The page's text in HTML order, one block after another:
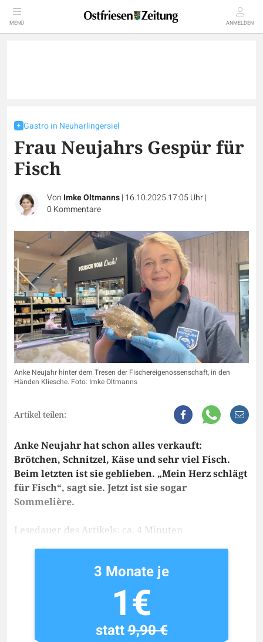
MENÜ ANMELDEN
Gastro in Neuharlingersiel
Frau Neujahrs Gespür für
Fisch
Von Imke Oltmanns| 16.10.2025 17:05 Uhr|
0 Kommentare
Anke Neujahr hinter dem Tresen der Fischereigenossenschaft, in den
Händen Kliesche. Foto: Imke Oltmanns
Artikel teilen:
Anke Neujahr hat schon alles verkauft:
Brötchen, Schnitzel, Käse und sehr viel Fisch.
Beim letzten ist sie geblieben. „Mein Herz schlägt
für Fisch“, sagt sie. Jetzt ist sie sogar
Sommelière.
Lesedauer des Artikels: ca. 4 Minuten
3 Monate je
1€
statt9,90 €